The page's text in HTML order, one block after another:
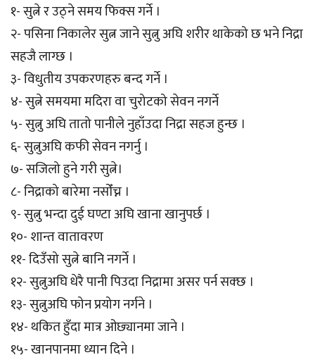
१- सुत्ने र उठ्ने समय फिक्स गर्ने ।
२- पसिना निकालेर सुत्न जाने सुत्नु अघि शरीर थाकेको छ भने निद्रा
सहजै लाग्छ ।
३- विधुतीय उपकरणहरु बन्द गर्ने ।
४- सुत्ने समयमा मदिरा वा चुरोटको सेवन नगर्ने
५- सुत्नु अघि तातो पानीले नुहाँउदा निद्रा सहज हुन्छ ।
६- सुत्नुअघि कफी सेवन नगर्नु ।
७- सजिलो हुने गरी सुत्ने।
८- निद्राको बारेमा नसोँच्न ।
९- सुत्नु भन्दा दुई घण्टा अघि खाना खानुपर्छ ।
१०- शान्त वातावरण
११- दिउँसो सुत्ने बानि नगर्ने ।
१२- सुत्नुअघि धेरै पानी पिउदा निद्रामा असर पर्न सक्छ ।
१३- सुत्नुअघि फोन प्रयोग नर्गने ।
१४- थकित हुँदा मात्र ओछ्यानमा जाने ।
१५- खानपानमा ध्यान दिने ।